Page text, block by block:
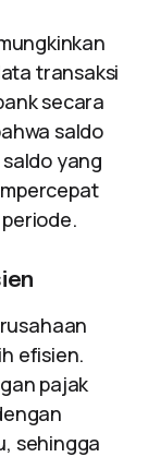
transaksi
secara
saldo
yang
efisien.
pajak
sehingga